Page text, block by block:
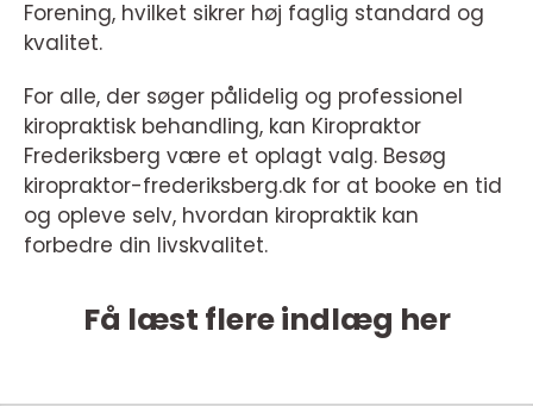
Forening, hvilket sikrer høj faglig standard og
kvalitet.
For alle, der søger pålidelig og professionel
kiropraktisk behandling, kan Kiropraktor
Frederiksberg være et oplagt valg. Besøg
kiropraktor-frederiksberg.dk for at booke en tid
og opleve selv, hvordan kiropraktik kan
forbedre din livskvalitet.
Få læst flere indlæg her